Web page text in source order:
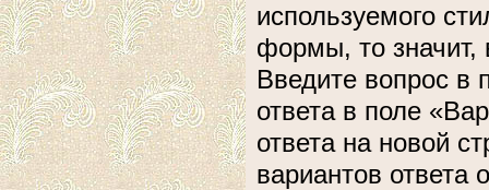
используемого
формы, то значит,
Введите вопрос в
ответа в поле
ответа на новой
вариантов ответа